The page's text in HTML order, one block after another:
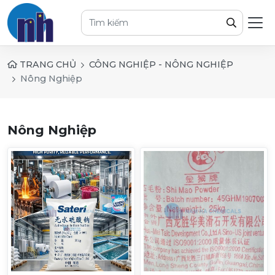
TRANG CHỦ
CÔNG NGHIỆP - NÔNG NGHIỆP
Nông Nghiệp
Nông Nghiệp